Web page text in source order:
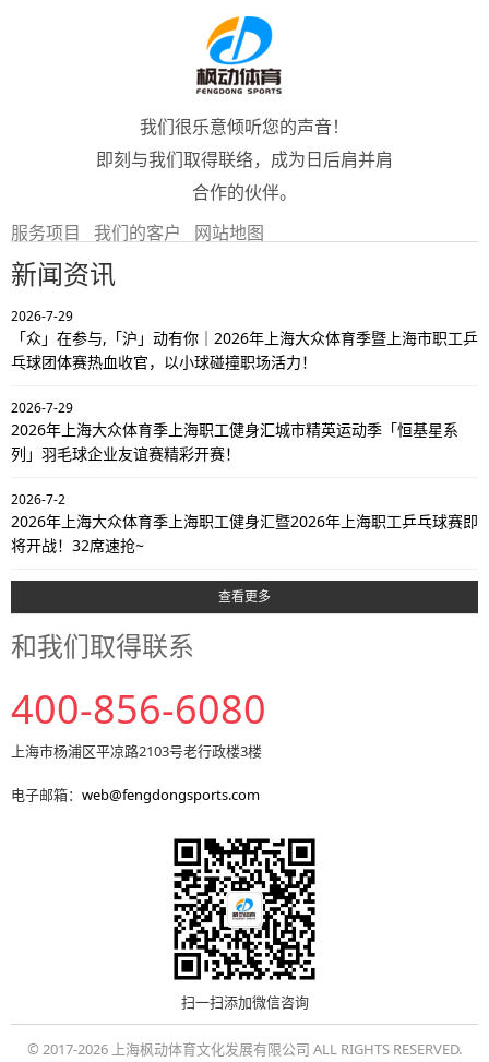
我们很乐意倾听您的声音！
即刻与我们取得联络，成为日后肩并肩
合作的伙伴。
服务项目
我们的客户 网站地图
新闻资讯
2026-7-29
「众」在参与,「沪」动有你｜2026年上海大众体育季暨上海市职工乒
乓球团体赛热血收官，以小球碰撞职场活力！
2026-7-29
2026年上海大众体育季上海职工健身汇城市精英运动季「恒基星系
列」羽毛球企业友谊赛精彩开赛！
2026-7-2
2026年上海大众体育季上海职工健身汇暨2026年上海职工乒乓球赛即
将开战！32席速抢~
查看更多
和我们取得联系
400-856-6080
上海市杨浦区平凉路2103号老行政楼3楼
电子邮箱： web@fengdongsports.com
扫一扫添加微信咨询
© 2017-2026 上海枫动体育文化发展有限公司 ALL RIGHTS RESERVED.